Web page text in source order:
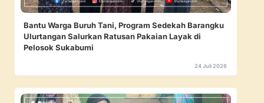
Bantu Warga Buruh Tani, Program Sedekah Barangku
Ulurtangan Salurkan Ratusan Pakaian Layak di
Pelosok Sukabumi
24 Juli 2026